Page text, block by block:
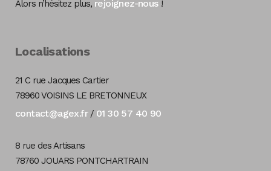
Alors n’hésitez plus, rejoignez-nous!
Localisations
21 C rue Jacques Cartier
78960 VOISINS LE BRETONNEUX
contact@agex.fr/ 01 30 57 40 90
8 rue des Artisans
78760 JOUARS PONTCHARTRAIN